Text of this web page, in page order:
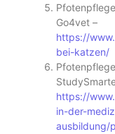
Go4vet –
https://
bei-katzen/
https://
in-der-
ausbildung/